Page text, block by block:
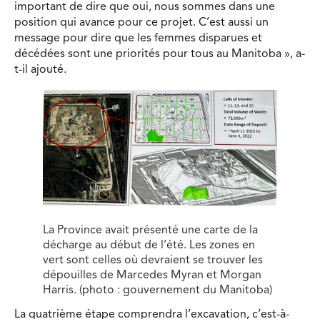
important de dire que oui, nous sommes dans une
position qui avance pour ce projet. C’est aussi un
message pour dire que les femmes disparues et
décédées sont une priorités pour tous au Manitoba », a-
t-il ajouté.
La Province avait présenté une carte de la
décharge au début de l’été. Les zones en
vert sont celles où devraient se trouver les
dépouilles de Marcedes Myran et Morgan
Harris. (photo : gouvernement du Manitoba)
La quatrième étape comprendra l’excavation, c’est-à-